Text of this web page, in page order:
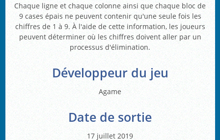
Chaque ligne et chaque colonne ainsi que chaque bloc de
9 cases épais ne peuvent contenir qu'une seule fois les
chiffres de 1 à 9. À l'aide de cette information, les joueurs
peuvent déterminer où les chiffres doivent aller par un
processus d'élimination.
Développeur du jeu
Agame
Date de sortie
17 juillet 2019